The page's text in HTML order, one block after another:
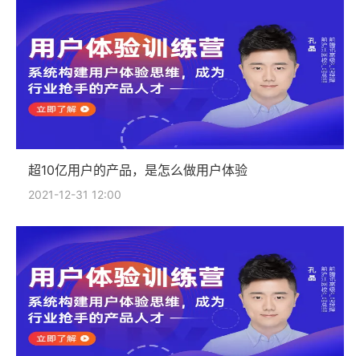
超10亿用户的产品，是怎么做用户体验
2021-12-31 12:00